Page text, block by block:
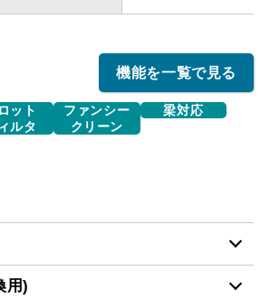
機能を一覧で見る
ット
ルタ
ファンシー
クリーン
梁対応
用)